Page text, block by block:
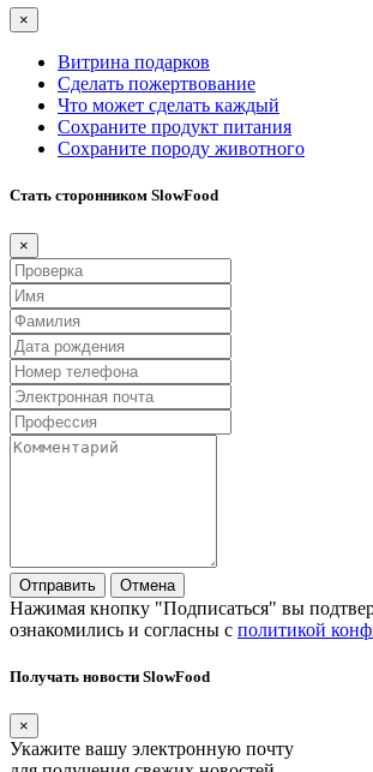
×
Витрина подарков
Сделать пожертвование
Что может сделать каждый
Сохраните продукт питания
Сохраните породу животного
Стать сторонником SlowFood
×
Отправить Отмена
Нажимая кнопку "Подписаться" вы
ознакомились и согласны с политикой
Получать новости SlowFood
×
Укажите вашу электронную почту